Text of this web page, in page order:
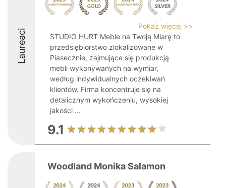
Laureaci
Pokaż więcej >>
STUDIO HURT Meble na Twoją Miarę to
przedsiębiorstwo zlokalizowane w
Piasecznie, zajmujące się produkcją
mebli wykonywanych na wymiar,
według indywidualnych oczekiwań
klientów. Firma koncentruje się na
detalicznym wykończeniu, wysokiej
jakości ...
9.1
Woodland Monika Salamon